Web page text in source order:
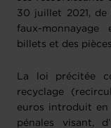
30 juillet 2021,
faux-
billets et des
La loi précitée
recyclage
euros introduit en
pénales visant,